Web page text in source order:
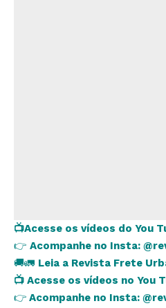
📺Acesse os vídeos do You
👉 Acompanhe no Insta:
🚚🚛 Leia a Revista Frete
📺 Acesse os vídeos no You
👉 Acompanhe no Insta: